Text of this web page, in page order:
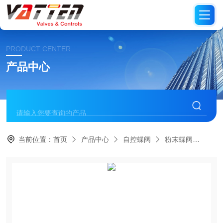
PRODUCT CENTER
产品中心
当前位置：首页 产品中心 自控蝶阀 粉末蝶阀